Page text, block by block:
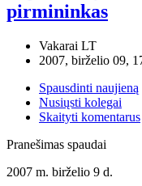
pirmininkas
Vakarai LT
2007, birželio 09,
Spausdinti naujieną
Nusiųsti kolegai
Skaityti komentarus
Pranešimas spaudai
2007 m. birželio 9 d.